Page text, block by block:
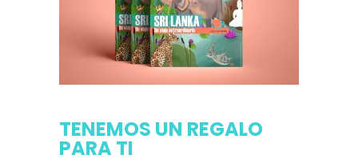
TENEMOS UN REGALO
PARA TI